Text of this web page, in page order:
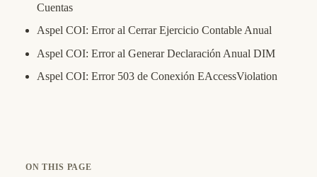
Cuentas
Aspel COI: Error al Cerrar Ejercicio Contable Anual
Aspel COI: Error al Generar Declaración Anual DIM
Aspel COI: Error 503 de Conexión EAccessViolation
ON THIS PAGE